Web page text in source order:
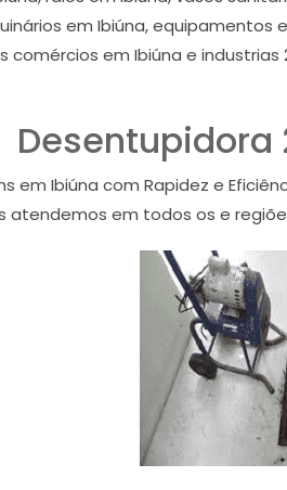
em Ibiúna, equipamentos
comércios em Ibiúna e
Desentupidora
em Ibiúna com Rapidez e
atendemos em todos os e